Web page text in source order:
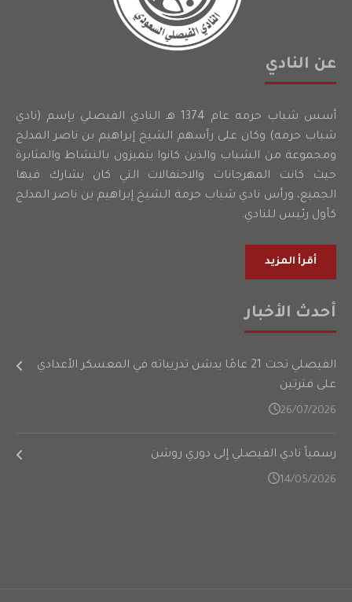
عن النادي
أسس شباب حرمه عام 1374 هـ النادي الفيصلي بإسم (نادي
شباب حرمه) وكان على رأسهم الشيخ إبراهيم بن ناصر المدلج
ومجموعة من الشباب والذين كانوا يتميزون بالنشاط والمثابرة
حيث كانت المهرجانات والاحتفالات التي كان يشارك فيها
الجميع، ورأس نادي شباب حرمة الشيخ إبراهيم بن ناصر المدلج
كأول رئيس للنادي.
أقرأ المزيد
أحدث الأخبار
الفيصلي تحت 21 عامًا يدشن تدريباته في المعسكر الأعدادي
على فترتين
26/07/2026
رسمياً نادي الفيصلي إلى دوري روشن
14/05/2026